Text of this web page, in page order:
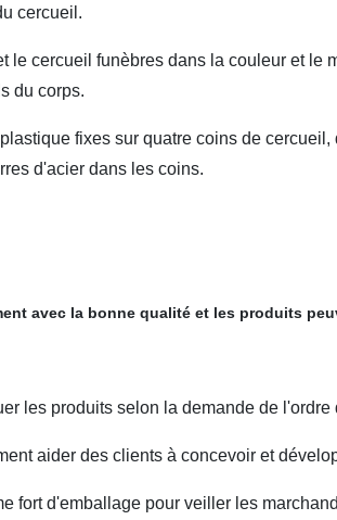
cercueil.
le cercueil funèbres dans la couleur et le
du corps.
fixes sur quatre coins de
d'acier dans les coins.
avec la bonne qualité et les produits
les produits selon la demande de
aider des clients à concevoir et
fort d'emballage pour veiller les